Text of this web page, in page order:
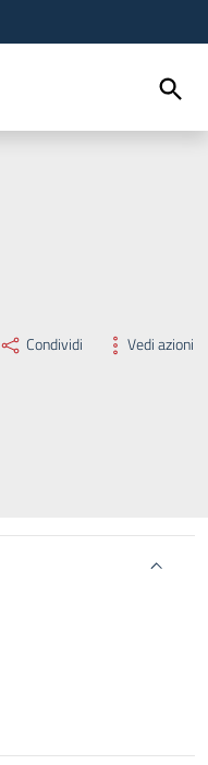
Condividi Vedi azioni